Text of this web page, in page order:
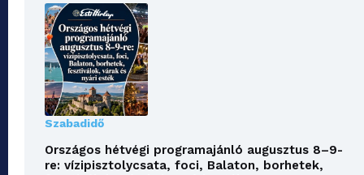
Szabadidő
Országos hétvégi programajánló augusztus 8–9-
re: vízipisztolycsata, foci, Balaton, borhetek,